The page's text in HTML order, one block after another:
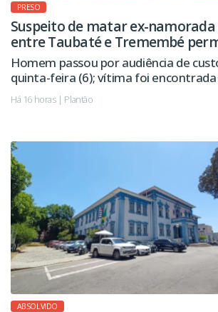
PRESO
Suspeito de matar ex-
entre Taubaté e Tremembé
Homem passou por audiência de
quinta-feira (6); vítima foi
sinais de violência.
Há 16 horas | Plantão
ABSOLVIDO